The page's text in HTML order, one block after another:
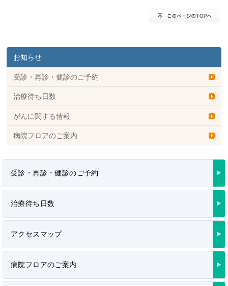
お知らせ
受診・再診・健診のご予約
治療待ち日数
がんに関する情報
病院フロアのご案内
受診・再診・健診のご予約
治療待ち日数
アクセスマップ
病院フロアのご案内